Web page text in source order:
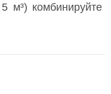
м³) комбинируйте